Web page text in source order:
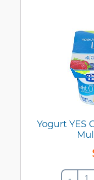
Yogurt YES